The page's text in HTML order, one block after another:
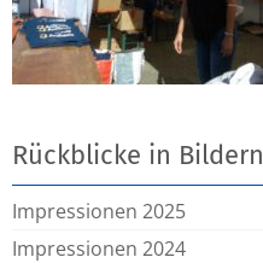
Rückblicke in Bildern
Impressionen 2025
Impressionen 2024